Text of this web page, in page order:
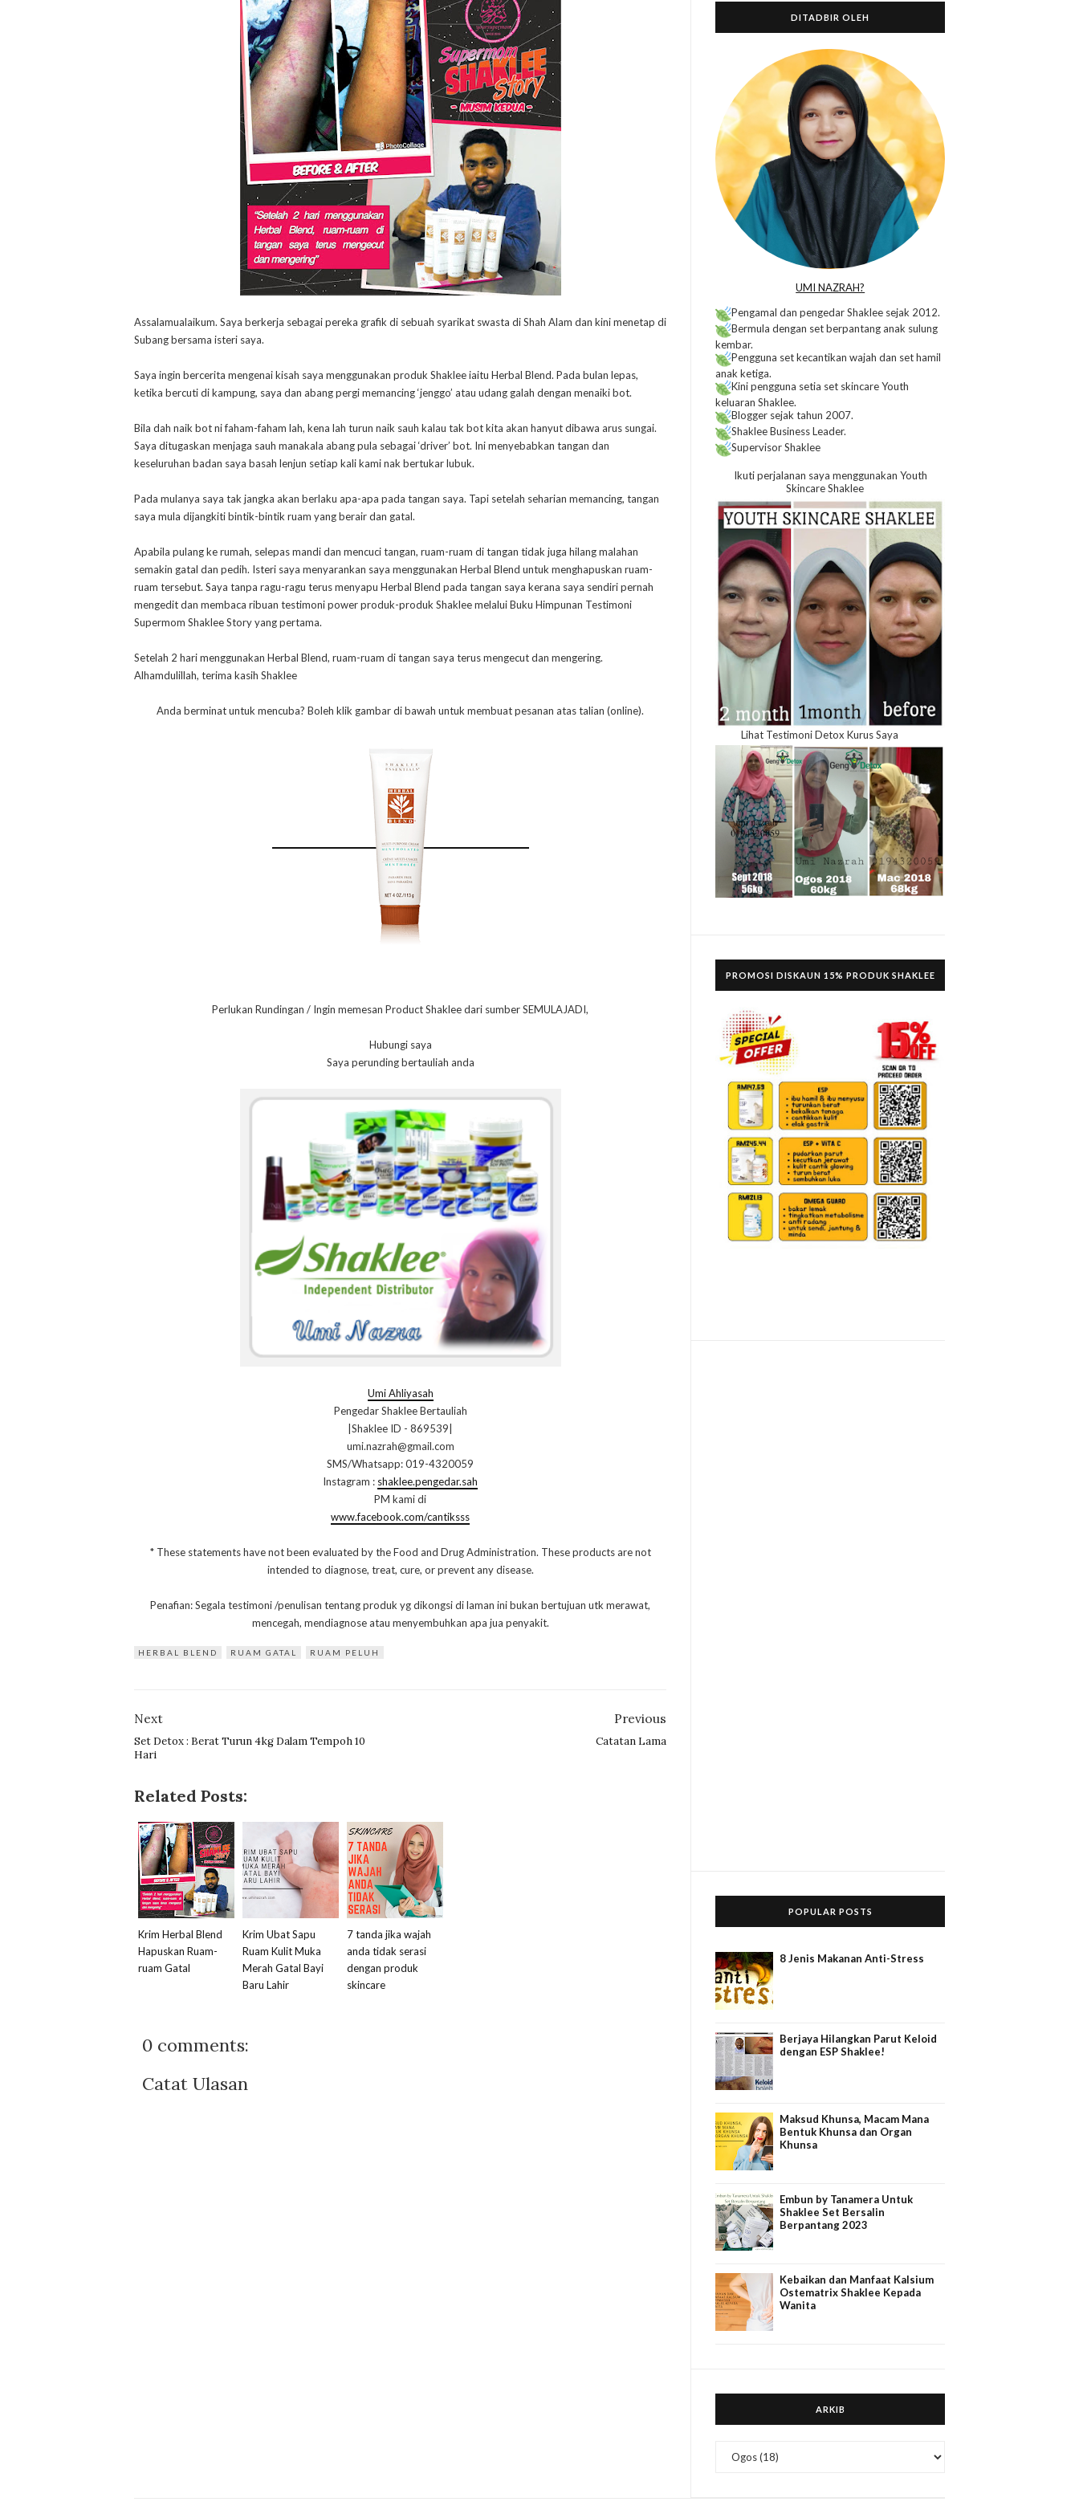
Assalamualaikum. Saya berkerja sebagai pereka grafik di sebuah syarikat swasta di Shah Alam dan kini menetap di
Subang bersama isteri saya.
Saya ingin bercerita mengenai kisah saya menggunakan produk Shaklee iaitu Herbal Blend. Pada bulan lepas,
ketika bercuti di kampung, saya dan abang pergi memancing ‘jenggo’ atau udang galah dengan menaiki bot.
Bila dah naik bot ni faham-faham lah, kena lah turun naik sauh kalau tak bot kita akan hanyut dibawa arus sungai.
Saya ditugaskan menjaga sauh manakala abang pula sebagai ‘driver’ bot. Ini menyebabkan tangan dan
keseluruhan badan saya basah lenjun setiap kali kami nak bertukar lubuk.
Pada mulanya saya tak jangka akan berlaku apa-apa pada tangan saya. Tapi setelah seharian memancing, tangan
saya mula dijangkiti bintik-bintik ruam yang berair dan gatal.
Apabila pulang ke rumah, selepas mandi dan mencuci tangan, ruam-ruam di tangan tidak juga hilang malahan
semakin gatal dan pedih. Isteri saya menyarankan saya menggunakan Herbal Blend untuk menghapuskan ruam-
ruam tersebut. Saya tanpa ragu-ragu terus menyapu Herbal Blend pada tangan saya kerana saya sendiri pernah
mengedit dan membaca ribuan testimoni power produk-produk Shaklee melalui Buku Himpunan Testimoni
Supermom Shaklee Story yang pertama.
Setelah 2 hari menggunakan Herbal Blend, ruam-ruam di tangan saya terus mengecut dan mengering.
Alhamdulillah, terima kasih Shaklee
Anda berminat untuk mencuba? Boleh klik gambar di bawah untuk membuat pesanan atas talian (online).
Perlukan Rundingan / Ingin memesan Product Shaklee dari sumber SEMULAJADI,
Hubungi saya
Saya perunding bertauliah anda
Umi Ahliyasah
Pengedar Shaklee Bertauliah
|Shaklee ID - 869539|
umi.nazrah@gmail.com
SMS/Whatsapp: 019-4320059
Instagram : shaklee.pengedar.sah
PM kami di
www.facebook.com/cantiksss
* These statements have not been evaluated by the Food and Drug Administration. These products are not
intended to diagnose, treat, cure, or prevent any disease.
Penafian: Segala testimoni /penulisan tentang produk yg dikongsi di laman ini bukan bertujuan utk merawat,
mencegah, mendiagnose atau menyembuhkan apa jua penyakit.
HERBAL BLEND RUAM GATAL RUAM PELUH
Next
Set Detox : Berat Turun 4kg Dalam Tempoh 10
Hari
Previous
Catatan Lama
Related Posts:
Krim Herbal Blend
Hapuskan Ruam-
ruam Gatal
Krim Ubat Sapu
Ruam Kulit Muka
Merah Gatal Bayi
Baru Lahir
7 tanda jika wajah
anda tidak serasi
dengan produk
skincare
0 comments:
Catat Ulasan
r
DITADBIR OLEH
UMI NAZRAH?
Pengamal dan pengedar Shaklee sejak 2012.
Bermula dengan set berpantang anak sulung
kembar.
Pengguna set kecantikan wajah dan set hamil
anak ketiga.
Kini pengguna setia set skincare Youth
keluaran Shaklee.
Blogger sejak tahun 2007.
Shaklee Business Leader.
Supervisor Shaklee
Ikuti perjalanan saya menggunakan Youth
Skincare Shaklee
Lihat Testimoni Detox Kurus Saya
PROMOSI DISKAUN 15% PRODUK SHAKLEE
POPULAR POSTS
8 Jenis Makanan Anti-Stress
Berjaya Hilangkan Parut Keloid
dengan ESP Shaklee!
Maksud Khunsa, Macam Mana
Bentuk Khunsa dan Organ
Khunsa
Embun by Tanamera Untuk
Shaklee Set Bersalin
Berpantang 2023
Kebaikan dan Manfaat Kalsium
Ostematrix Shaklee Kepada
Wanita
ARKIB